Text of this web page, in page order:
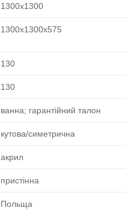
1300х1300
1300x1300x575
130
130
ванна; гарантійний талон
кутова/симетрична
акрил
пристінна
Польща